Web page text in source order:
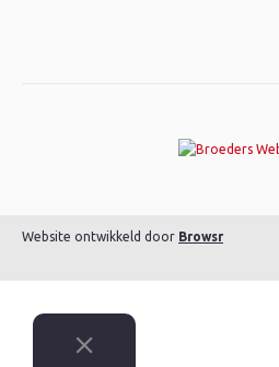
Website ontwikkeld door Browsr